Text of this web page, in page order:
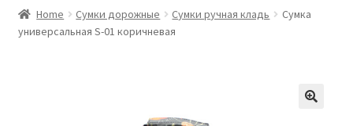
О Компании
Home Сумки дорожные Сумки ручная кладь
Сумка
универсальная S-01 коричневая